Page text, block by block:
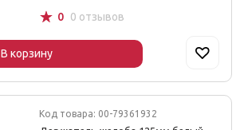
☆ 0 0 отзывов
В корзину
Код товара: 00-79361932